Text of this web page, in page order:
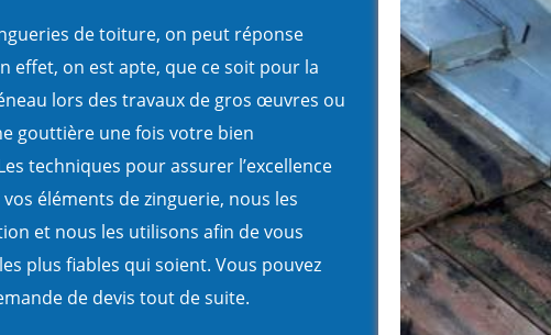
de toiture, on peut réponse
effet, on est apte, que ce soit pour la
lors des travaux de gros œuvres ou
gouttière une fois votre bien
techniques pour assurer l’excellence
éléments de zinguerie, nous les
et nous les utilisons afin de vous
plus fiables qui soient. Vous pouvez
de devis tout de suite.